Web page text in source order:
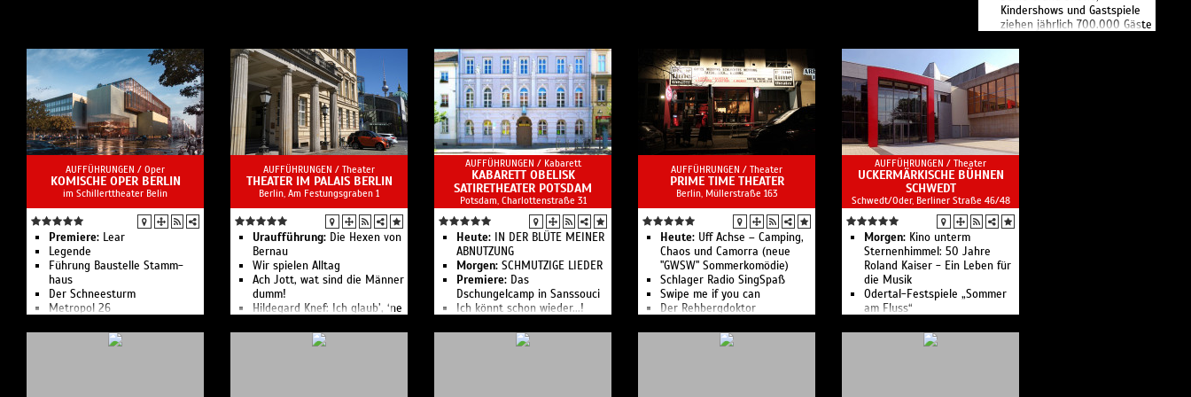
Kindershows und Gastspiele
ziehen jährlich 700.000 Gäste
Mit über 160 Mitwirkenden
pro Vorstellung sind dies die
größten Ensuite-Shows der
Welt.
AUFFÜHRUNGEN / Oper
KOMISCHE OPER BERLIN
im Schillerttheater Belin
Premiere: Lear
Legende
Führung Bau­stelle Stamm­
haus
Der Schnee­sturm
Metropol 26
Führungen
Führung Spezial Kostüm
AUFFÜHRUNGEN / Theater
THEATER IM PALAIS BERLIN
Berlin, Am Festungsgraben 1
Uraufführung: Die Hexen von
Bernau
Wir spielen Alltag
Ach Jott, wat sind die Männer
dumm!
Hildegard Knef: Ich glaub’, ‘ne
Diva Berlin
AUFFÜHRUNGEN / Kabarett
KABARETT OBELISK
SATIRETHEATER POTSDAM
Potsdam, Charlottenstraße 31
Heute: IN DER BLÜTE MEINER
ABNUTZUNG
Morgen: SCHMUTZIGE LIEDER
Premiere: Das
Dschungelcamp in Sanssouci
Ich könnt schon wieder...!
Sex, Suff u.a. Schadenfälle
Besser Sex nach Sechs als
AUFFÜHRUNGEN / Theater
PRIME TIME THEATER
Berlin, ​Müllerstraße 163
Heute: Uff Achse – Camping,
Chaos und Camorra (neue
"GWSW" Sommerkomödie)
Schlager Radio SingSpaß
Swipe me if you can
Der Rehbergdoktor
AUFFÜHRUNGEN / Theater
UCKERMÄRKISCHE BÜHNEN
SCHWEDT
Schwedt/Oder, Berliner Straße 46/48
Morgen: Kino unterm
Sternenhimmel: 50 Jahre
Roland Kaiser - Ein Leben für
die Musik
Odertal-Festspiele „Sommer
am Fluss“
Originalbands der 60er Jahre
Camouflage - Sommer Open